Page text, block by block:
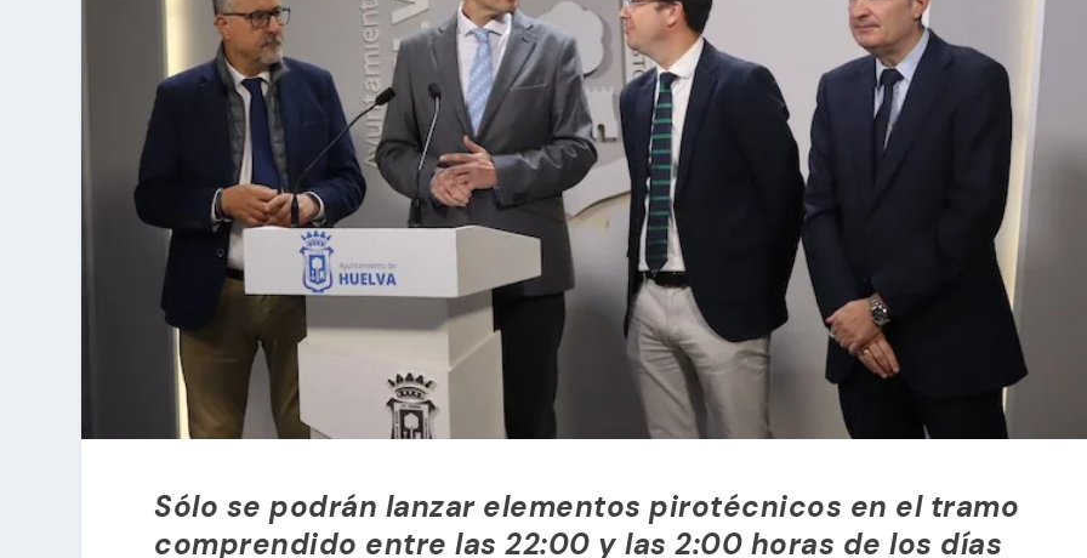
Sólo se podrán lanzar elementos pirotécnicos en el tramo
comprendido entre las 22:00 y las 2:00 horas de los días